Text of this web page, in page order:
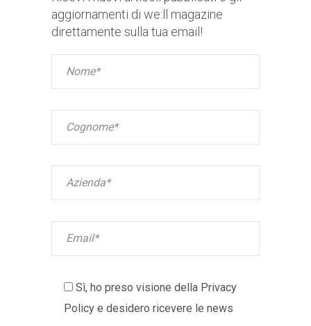
aggiornamenti di we:ll magazine
direttamente sulla tua email!
Sì, ho preso visione della Privacy
Policy e desidero ricevere le news